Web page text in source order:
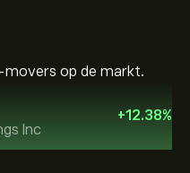
op de markt.
Inc
+12.38%